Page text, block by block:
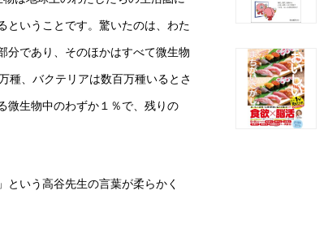
ということです。驚いたのは、わた
分であり、そのほかはすべて微生物
種、バクテリアは数百万種いるとさ
微生物中のわずか１％で、残りの
という高谷先生の言葉が柔らかく